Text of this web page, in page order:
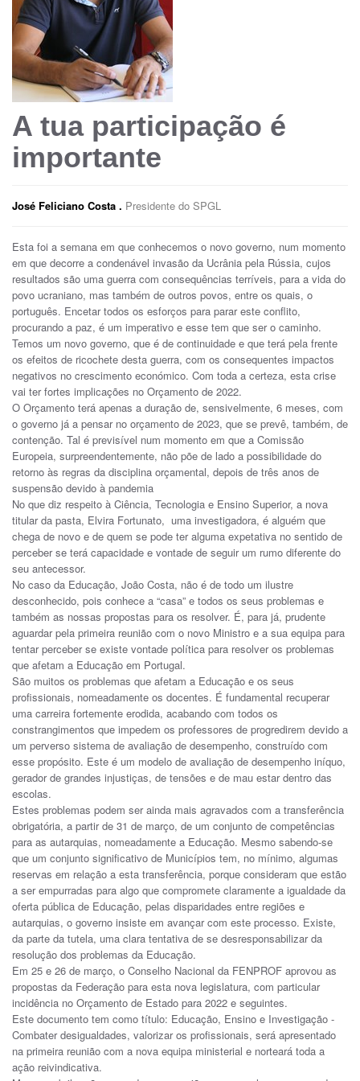
A tua participação é
importante
José Feliciano Costa . Presidente do SPGL
Esta foi a semana em que conhecemos o novo governo, num momento
em que decorre a condenável invasão da Ucrânia pela Rússia, cujos
resultados são uma guerra com consequências terríveis, para a vida do
povo ucraniano, mas também de outros povos, entre os quais, o
português. Encetar todos os esforços para parar este conflito,
procurando a paz, é um imperativo e esse tem que ser o caminho.
Temos um novo governo, que é de continuidade e que terá pela frente
os efeitos de ricochete desta guerra, com os consequentes impactos
negativos no crescimento económico. Com toda a certeza, esta crise
vai ter fortes implicações no Orçamento de 2022.
O Orçamento terá apenas a duração de, sensivelmente, 6 meses, com
o governo já a pensar no orçamento de 2023, que se prevê, também, de
contenção. Tal é previsível num momento em que a Comissão
Europeia, surpreendentemente, não põe de lado a possibilidade do
retorno às regras da disciplina orçamental, depois de três anos de
suspensão devido à pandemia
No que diz respeito à Ciência, Tecnologia e Ensino Superior, a nova
titular da pasta, Elvira Fortunato, uma investigadora, é alguém que
chega de novo e de quem se pode ter alguma expetativa no sentido de
perceber se terá capacidade e vontade de seguir um rumo diferente do
seu antecessor.
No caso da Educação, João Costa, não é de todo um ilustre
desconhecido, pois conhece a “casa” e todos os seus problemas e
também as nossas propostas para os resolver. É, para já, prudente
aguardar pela primeira reunião com o novo Ministro e a sua equipa para
tentar perceber se existe vontade política para resolver os problemas
que afetam a Educação em Portugal.
São muitos os problemas que afetam a Educação e os seus
profissionais, nomeadamente os docentes. É fundamental recuperar
uma carreira fortemente erodida, acabando com todos os
constrangimentos que impedem os professores de progredirem devido a
um perverso sistema de avaliação de desempenho, construído com
esse propósito. Este é um modelo de avaliação de desempenho iníquo,
gerador de grandes injustiças, de tensões e de mau estar dentro das
escolas.
Estes problemas podem ser ainda mais agravados com a transferência
obrigatória, a partir de 31 de março, de um conjunto de competências
para as autarquias, nomeadamente a Educação. Mesmo sabendo-se
que um conjunto significativo de Municípios tem, no mínimo, algumas
reservas em relação a esta transferência, porque consideram que estão
a ser empurradas para algo que compromete claramente a igualdade da
oferta pública de Educação, pelas disparidades entre regiões e
autarquias, o governo insiste em avançar com este processo. Existe,
da parte da tutela, uma clara tentativa de se desresponsabilizar da
resolução dos problemas da Educação.
Em 25 e 26 de março, o Conselho Nacional da FENPROF aprovou as
propostas da Federação para esta nova legislatura, com particular
incidência no Orçamento de Estado para 2022 e seguintes.
Este documento tem como título: Educação, Ensino e Investigação -
Combater desigualdades, valorizar os profissionais, será apresentado
na primeira reunião com a nova equipa ministerial e norteará toda a
ação reivindicativa.